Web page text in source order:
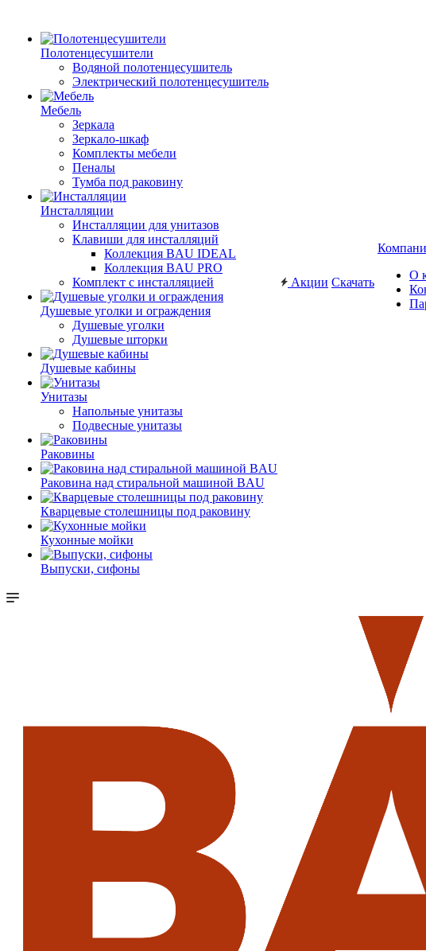
Полотенцесушители
Водяной полотенцесушитель
Электрический полотенцесушитель
Мебель
Зеркала
Зеркало-шкаф
Комплекты мебели
Пеналы
Тумба под раковину
Инсталляции
Инсталляции для унитазов
Клавиши для инсталляций
Коллекция BAU IDEAL
Коллекция BAU PRO
Комплект с инсталляцией
Душевые уголки и ограждения
Душевые уголки
Душевые шторки
Душевые кабины
Унитазы
Напольные унитазы
Подвесные унитазы
Раковины
Раковина над стиральной машиной BAU
Кварцевые столешницы под раковину
Кухонные мойки
Выпуски, сифоны
Акции Скачать
О